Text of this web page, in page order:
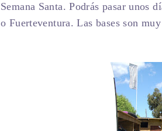
Semana Santa. Podrás pasar unos
o Fuerteventura. Las bases son